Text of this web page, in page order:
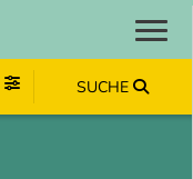
SUCHE